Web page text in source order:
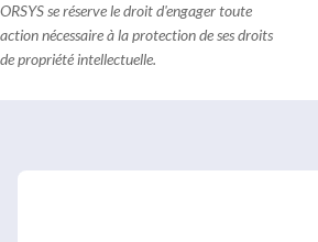
ORSYS se réserve le droit d'engager toute
action nécessaire à la protection de ses droits
de propriété intellectuelle.